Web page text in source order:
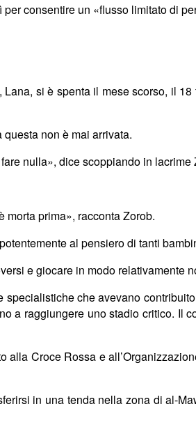
consentire un «flusso limitato di
Lana, si è spenta il mese scorso, il 18
non è mai arrivata.
nulla», dicescoppiando in lacrime
prima», racconta Zorob.
al pensiero di tanti
e giocare in modo relativamente
che avevano
a raggiungere uno stadio critico. Il
Croce Rossa e
in una tenda nella zona di al-